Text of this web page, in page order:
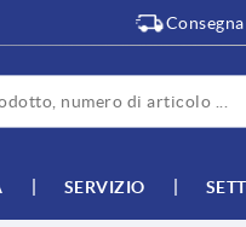
SERVIZIO